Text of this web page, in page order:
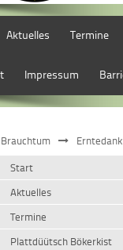
Aktuelles Termine
Impressum
Brauchtum
Start
Aktuelles
Termine
Plattdüütsch Bökerkist